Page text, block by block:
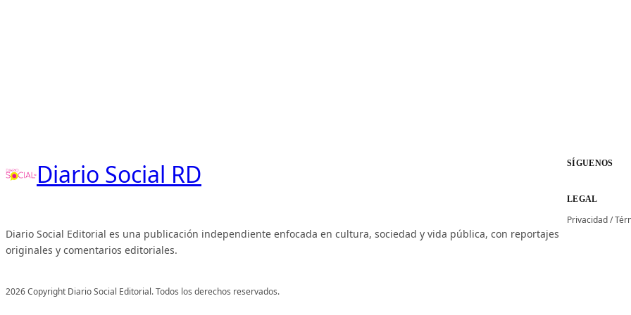
Diario Social RD
Diario Social Editorial es una publicación independiente enfocada en cultura, sociedad y vida pública, con reportajes
originales y comentarios editoriales.
SÍGUENOS
LEGAL
Privacidad/
2026 Copyright Diario Social Editorial. Todos los derechos reservados.